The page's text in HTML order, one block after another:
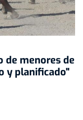
de menores de
y planificado"